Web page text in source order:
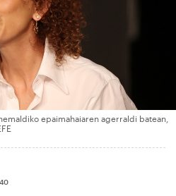
epaimahaiaren agerraldi batean,